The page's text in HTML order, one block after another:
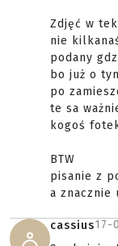
Zdjęć w
nie
podany
bo już o
po
te sa
kogoś
BTW
pisanie z
a znacznie
cassius17-